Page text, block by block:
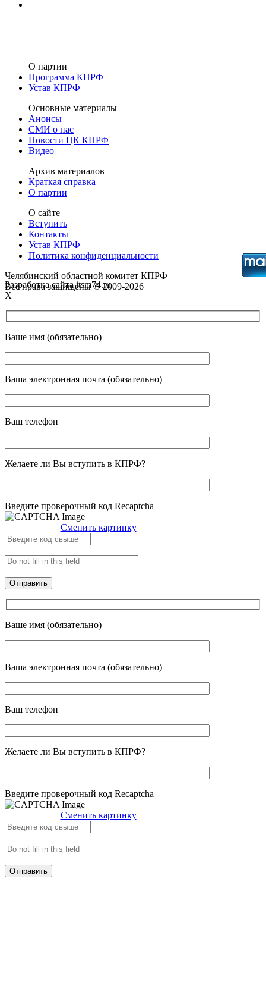
О партии
Программа КПРФ
Устав КПРФ
Основные материалы
Анонсы
СМИ о нас
Новости ЦК КПРФ
Видео
Архив материалов
Краткая справка
О партии
О сайте
Вступить
Контакты
Устав КПРФ
Политика конфиденциальности
Челябинский областной комитет КПРФ
Все права защищены © 2009-2026
Разработка сайта itsm74.ru
X
Ваше имя (обязательно)
Ваша электронная почта (обязательно)
Ваш телефон
Желаете ли Вы вступить в КПРФ?
Введите проверочный код Recaptcha
Сменить картинку
Ваше имя (обязательно)
Ваша электронная почта (обязательно)
Ваш телефон
Желаете ли Вы вступить в КПРФ?
Введите проверочный код Recaptcha
Сменить картинку